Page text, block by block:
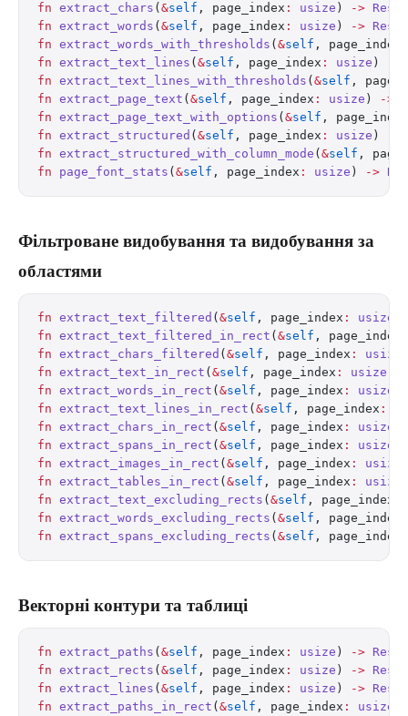
fn extract_chars ( &self , page_index : usize ) ->
fn extract_words ( &self , page_index : usize ) ->
fn extract_words_with_thresholds ( &self , page_index
fn extract_text_lines ( &self , page_index : usize )
fn extract_text_lines_with_thresholds ( &self ,
fn extract_page_text ( &self , page_index : usize ) ->
fn extract_page_text_with_options ( &self , page_index
fn extract_structured ( &self , page_index : usize )
fn extract_structured_with_column_mode ( &self ,
fn page_font_stats ( &self , page_index : usize ) ->
Фільтроване видобування та видобування за
областями
fn extract_text_filtered ( &self , page_index : usize
fn extract_text_filtered_in_rect ( &self , page_index
fn extract_chars_filtered ( &self , page_index : usize
fn extract_text_in_rect ( &self , page_index : usize
fn extract_words_in_rect ( &self , page_index : usize
fn extract_text_lines_in_rect ( &self , page_index :
fn extract_chars_in_rect ( &self , page_index : usize
fn extract_spans_in_rect ( &self , page_index : usize
fn extract_images_in_rect ( &self , page_index : usize
fn extract_tables_in_rect ( &self , page_index : usize
fn extract_text_excluding_rects ( &self , page_index
fn extract_words_excluding_rects ( &self , page_index
fn extract_spans_excluding_rects ( &self , page_index
Векторні контури та таблиці
fn extract_paths ( &self , page_index : usize ) ->
fn extract_rects ( &self , page_index : usize ) ->
fn extract_lines ( &self , page_index : usize ) ->
fn extract_paths_in_rect ( &self , page_index : usize